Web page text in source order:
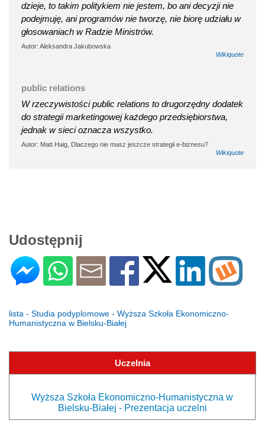
dzieje, to takim politykiem nie jestem, bo ani decyzji nie
podejmuję, ani programów nie tworzę, nie biorę udziału w
głosowaniach w Radzie Ministrów.
Autor: Aleksandra Jakubowska
Wikiquote
public relations
W rzeczywistości public relations to drugorzędny dodatek
do strategii marketingowej każdego przedsiębiorstwa,
jednak w sieci oznacza wszystko.
Autor: Matt Haig, Dlaczego nie masz jeszcze strategii e-biznesu?
Wikiquote
Udostępnij
lista - Studia podyplomowe - Wyższa Szkoła Ekonomiczno-
Humanistyczna w Bielsku-Białej
Uczelnia
Wyższa Szkoła Ekonomiczno-Humanistyczna w
Bielsku-Białej - Prezentacja uczelni